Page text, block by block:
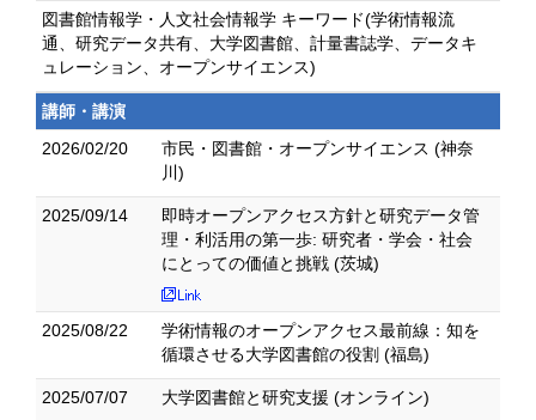
図書館情報学・人文社会情報学 キーワード(学術情報流
通、研究データ共有、大学図書館、計量書誌学、データキ
ュレーション、オープンサイエンス)
講師・講演
2026/02/20
市民・図書館・オープンサイエンス (神奈
川)
2025/09/14
即時オープンアクセス方針と研究データ管
理・利活用の第一歩: 研究者・学会・社会
にとっての価値と挑戦 (茨城)
2025/08/22
学術情報のオープンアクセス最前線：知を
循環させる大学図書館の役割 (福島)
2025/07/07 大学図書館と研究支援 (オンライン)